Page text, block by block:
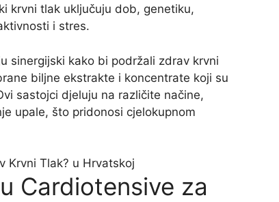
krvni tlak uključuju dob, genetiku,
i stres.
sinergijski kako bi podržali zdrav krvni
biljne ekstrakte i koncentrate koji su
sastojci djeluju na različite načine,
upale, što pridonosi cjelokupnom
Cardiotensive za